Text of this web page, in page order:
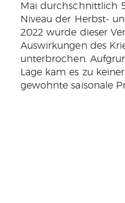
Mai durchschnittlich
Niveau der Herbst-
2022 wurde dieser
Auswirkungen des
unterbrochen.
Lage kam es zu
gewohnte saisonale